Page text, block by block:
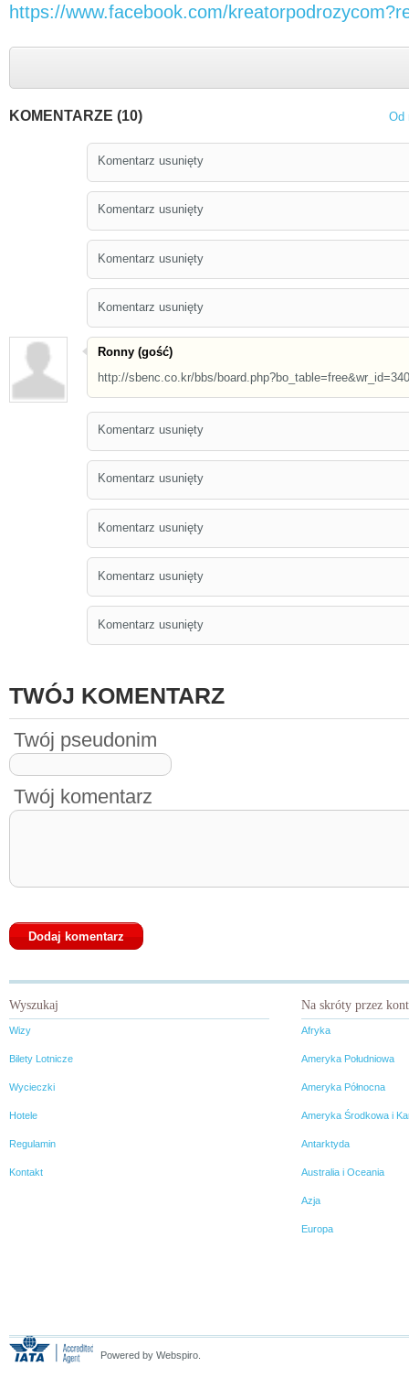
https://www.facebook.com/
KOMENTARZE (10) Od
Komentarz usunięty
Komentarz usunięty
Komentarz usunięty
Komentarz usunięty
Ronny (gość)
http://sbenc.co.kr/bbs/
Komentarz usunięty
Komentarz usunięty
Komentarz usunięty
Komentarz usunięty
Komentarz usunięty
TWÓJ KOMENTARZ
Twój pseudonim
Twój komentarz
Wyszukaj
Wizy
Bilety Lotnicze
Wycieczki
Hotele
Regulamin
Kontakt
Na skróty przez
Afryka
Ameryka Południowa
Ameryka Północna
Ameryka Środkowa i
Antarktyda
Australia i Oceania
Azja
Europa
Powered by Webspiro.